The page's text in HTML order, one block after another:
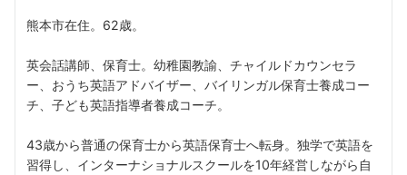
熊本市在住。62歳。
英会話講師、保育士。幼稚園教諭、チャイルドカウンセラ
ー、おうち英語アドバイザー、バイリンガル保育士養成コー
チ、子ども英語指導者養成コーチ。
43歳から普通の保育士から英語保育士へ転身。独学で英語を
習得し、インターナショナルスクールを10年経営しながら自